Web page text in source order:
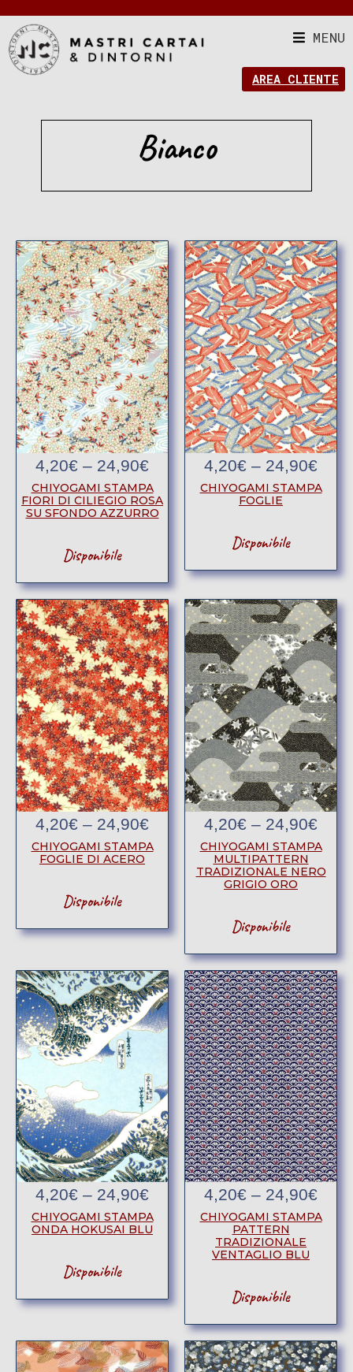
MENU
AREA CLIENTE
Bianco
4,20€ – 24,90€
CHIYOGAMI STAMPA
FIORI DI CILIEGIO ROSA
SU SFONDO AZZURRO
Disponibile
4,20€ – 24,90€
CHIYOGAMI STAMPA
FOGLIE
Disponibile
4,20€ – 24,90€
CHIYOGAMI STAMPA
FOGLIE DI ACERO
Disponibile
4,20€ – 24,90€
CHIYOGAMI STAMPA
MULTIPATTERN
TRADIZIONALE NERO
GRIGIO ORO
Disponibile
4,20€ – 24,90€
CHIYOGAMI STAMPA
ONDA HOKUSAI BLU
Disponibile
4,20€ – 24,90€
CHIYOGAMI STAMPA
PATTERN
TRADIZIONALE
VENTAGLIO BLU
Disponibile